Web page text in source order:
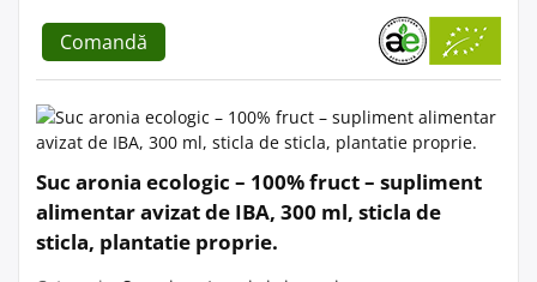
Comandă
Suc aronia ecologic – 100% fruct – supliment
alimentar avizat de IBA, 300 ml, sticla de
sticla, plantatie proprie.